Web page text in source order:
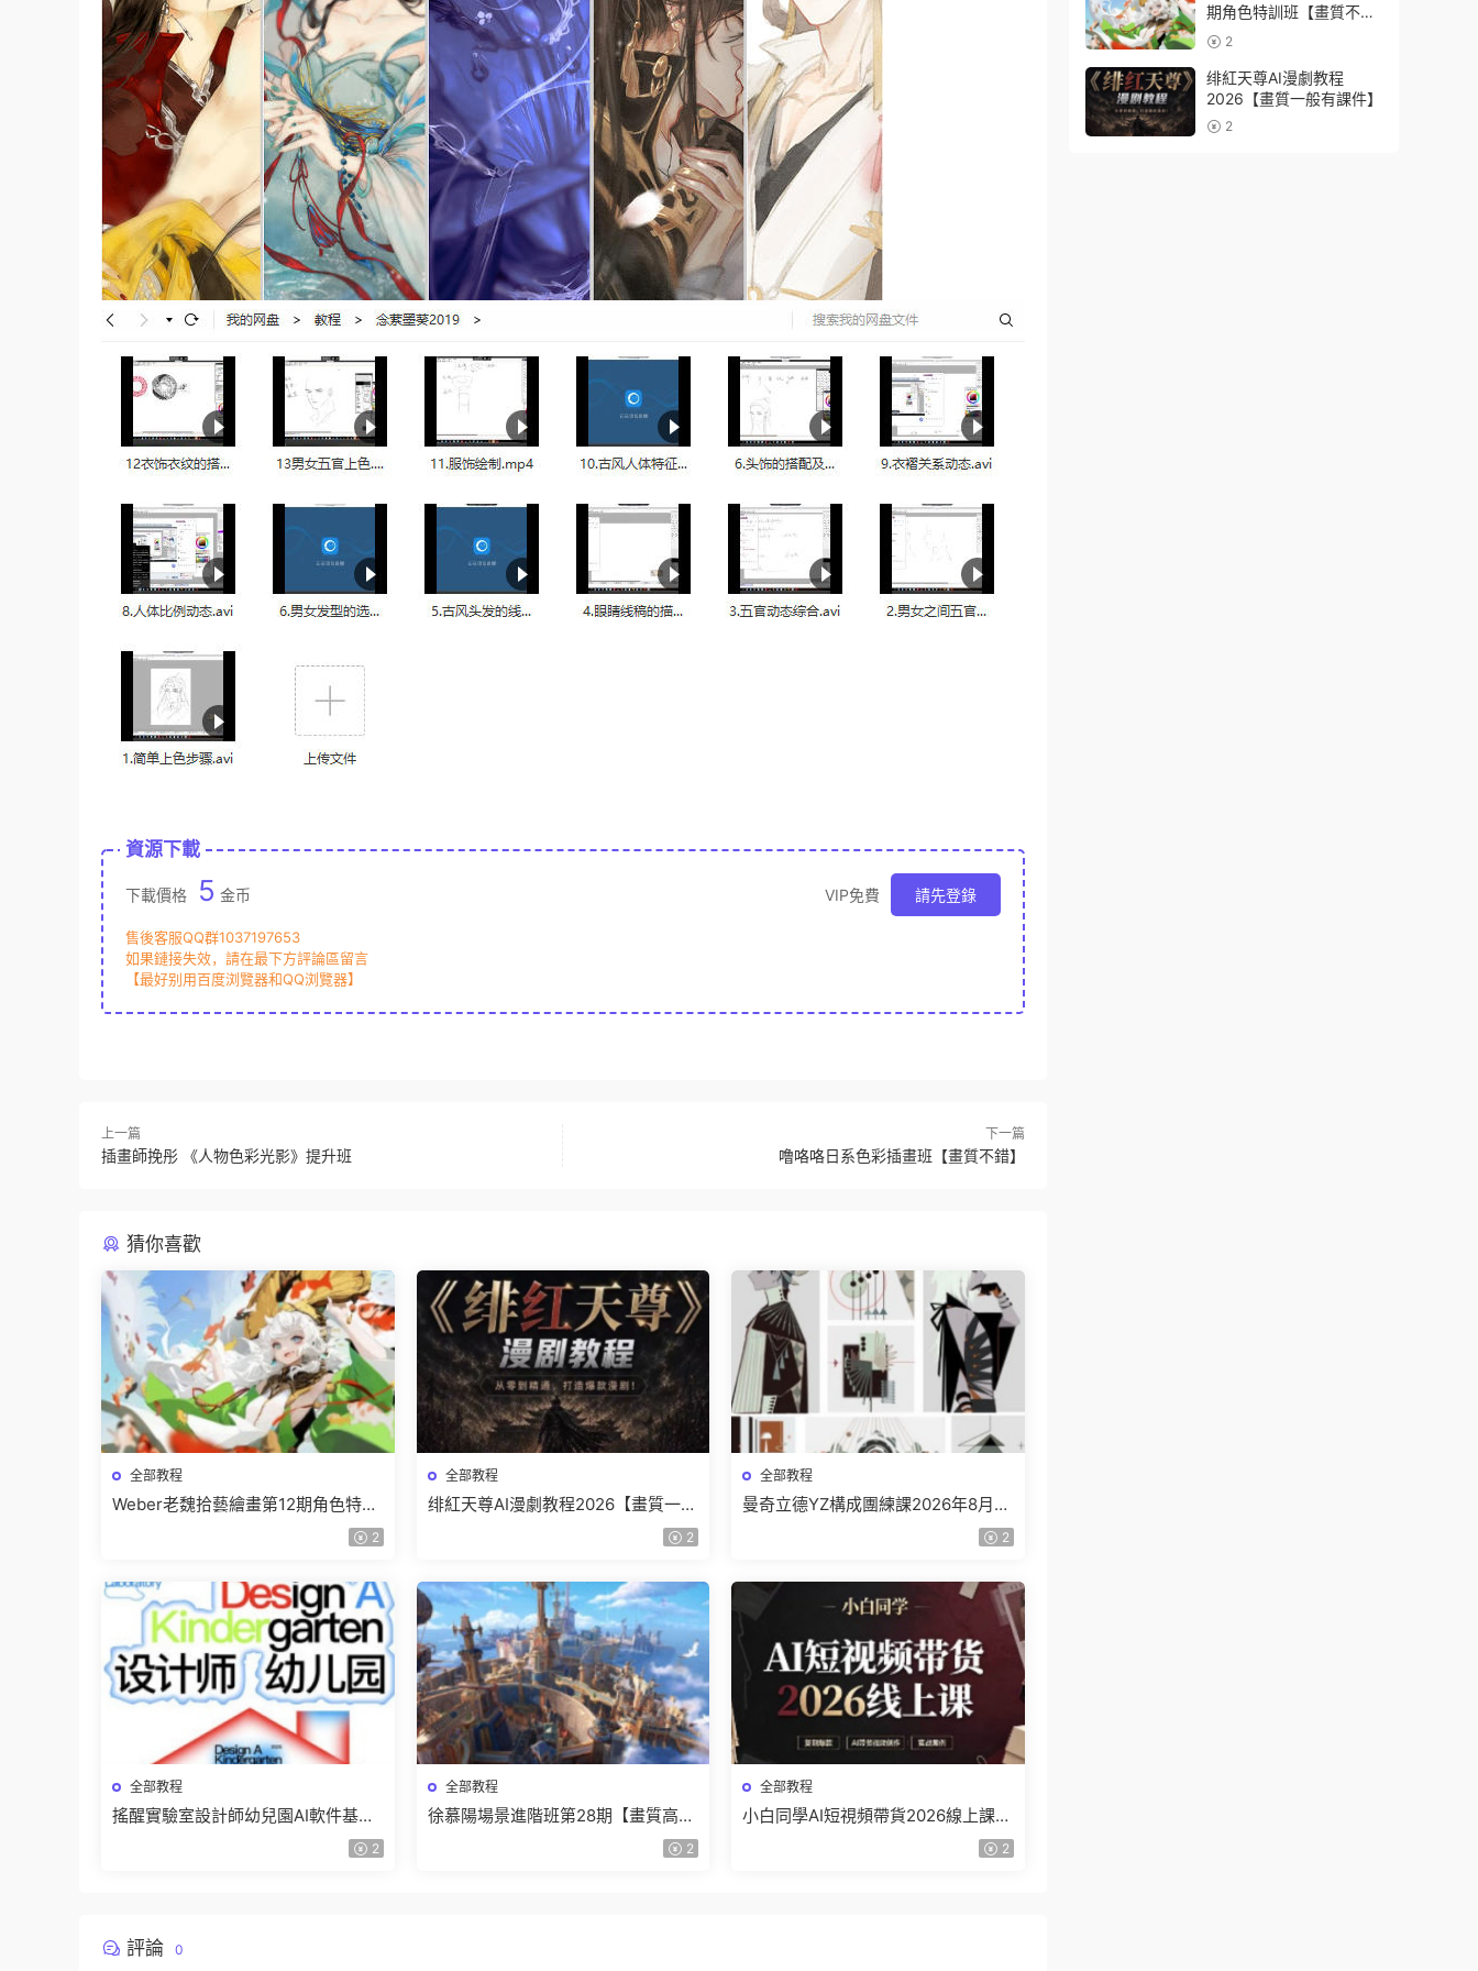
資源下載
下載價格 5 金币 VIP免費 請先登錄
售後客服QQ群1037197653
如果鏈接失效，請在最下方評論區留言
【最好别用百度浏覽器和QQ浏覽器】
上一篇
插畫師挽彤 《人物色彩光影》提升班
下一篇
噜咯咯日系色彩插畫班【畫質不錯】
猜你喜歡
全部教程
Weber老魏拾藝繪畫第12期角色特訓
2
全部教程
绯紅天尊AI漫劇教程2026【畫質一般
2
全部教程
曼奇立德YZ構成團練課2026年8月已
2
全部教程
搖醒實驗室設計師幼兒園AI軟件基礎
2
全部教程
徐慕陽場景進階班第28期【畫質高清
2
全部教程
小白同學AI短視頻帶貨2026線上課
2
評論 0
期角色特訓班【畫質不錯
隻有視頻】
2
绯紅天尊AI漫劇教程
2026【畫質一般有課件】
2